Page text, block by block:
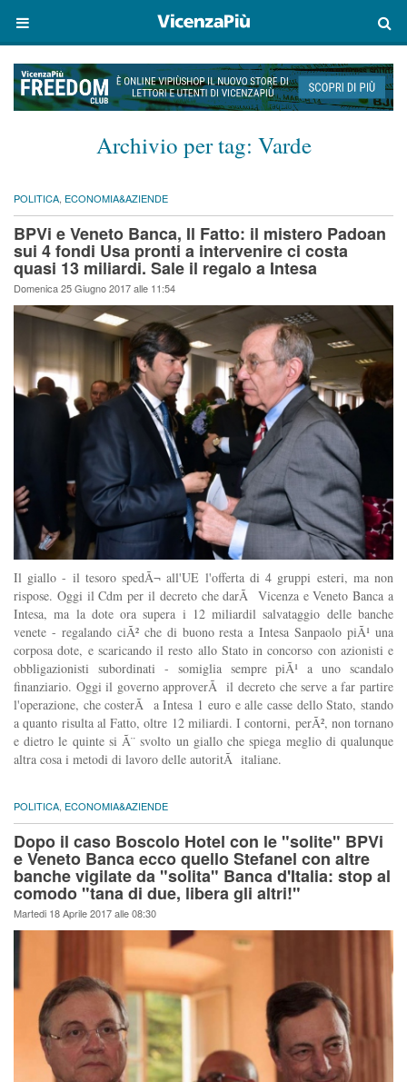
Archivio per tag: Varde
POLITICA, ECONOMIA&AZIENDE
BPVi e Veneto Banca, Il Fatto: il mistero Padoan
sui 4 fondi Usa pronti a intervenire ci costa
quasi 13 miliardi. Sale il regalo a Intesa
Domenica 25 Giugno 2017 alle 11:54
Il giallo - il tesoro spedÃ¬ all'UE l'offerta di 4 gruppi esteri, ma non
rispose. Oggi il Cdm per il decreto che darÃ Vicenza e Veneto Banca a
Intesa, ma la dote ora supera i 12 miliardil salvataggio delle banche
venete - regalando ciÃ² che di buono resta a Intesa Sanpaolo piÃ¹ una
corposa dote, e scaricando il resto allo Stato in concorso con azionisti e
obbligazionisti subordinati - somiglia sempre piÃ¹ a uno scandalo
finanziario. Oggi il governo approverÃ il decreto che serve a far partire
l'operazione, che costerÃ a Intesa 1 euro e alle casse dello Stato, stando
a quanto risulta al Fatto, oltre 12 miliardi. I contorni, perÃ², non tornano
e dietro le quinte si Ã¨ svolto un giallo che spiega meglio di qualunque
altra cosa i metodi di lavoro delle autoritÃ italiane.
POLITICA ECONOMIA&AZIENDE
Dopo il caso Boscolo Hotel con le "solite" BPVi
e Veneto Banca ecco quello Stefanel con altre
banche vigilate da "solita" Banca d'Italia: stop al
comodo "tana di due, libera gli altri!"
Martedi 18 Aprile 2017 alle 08:30